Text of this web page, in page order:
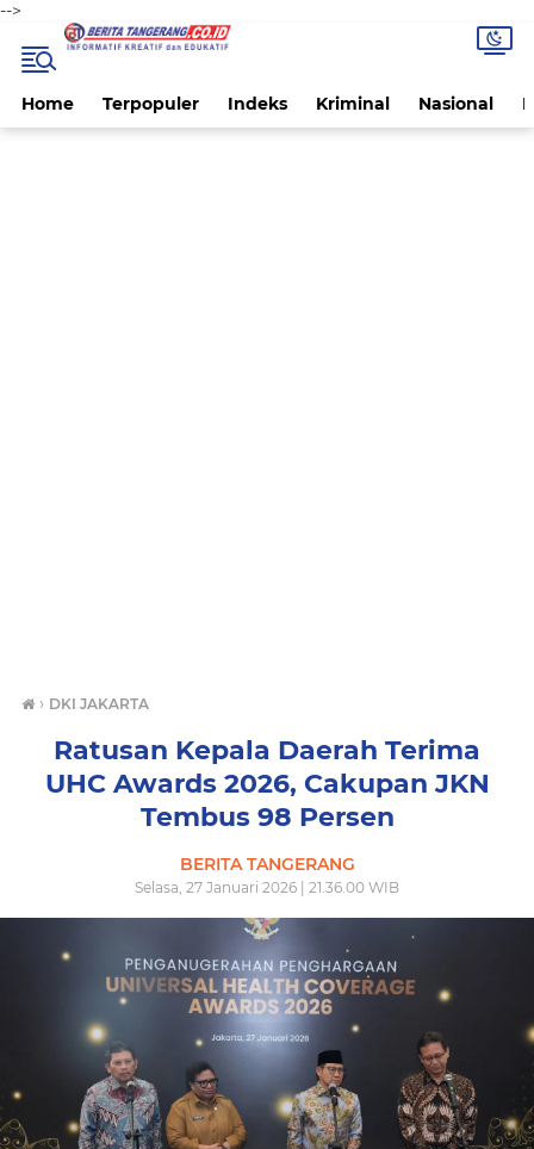
-->
Home Terpopuler Indeks Kriminal Nasional
› DKI JAKARTA
Ratusan Kepala Daerah Terima
UHC Awards 2026, Cakupan JKN
Tembus 98 Persen
BERITA TANGERANG
Selasa, 27 Januari 2026 | 21.36.00 WIB